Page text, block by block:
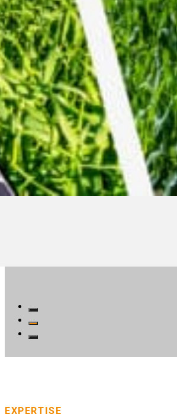
EXPERTISE